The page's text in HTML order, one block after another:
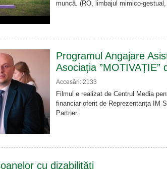
muncă. (RO, limbajul mimico-
Programul Angajare
Asociația ”MOTIVAȚIE”
Accesări: 2133
Filmul e realizat de Centrul Media
financiar oferit de Reprezentanța IM
Partner.
cu dizabilități